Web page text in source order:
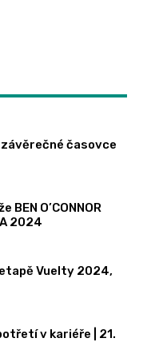
časovce
BEN O’CONNOR
2024
Vuelty 2024,
v kariéře | 21.